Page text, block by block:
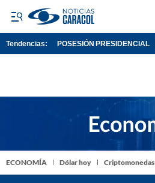
Tendencias: POSESIÓN PRESIDENCIAL
ECONOMÍA Dólar hoy Criptomonedas